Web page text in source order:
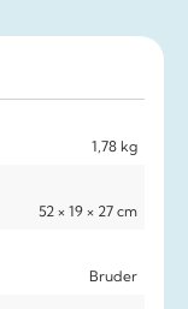
1,78 kg
52 × 19 × 27 cm
Bruder